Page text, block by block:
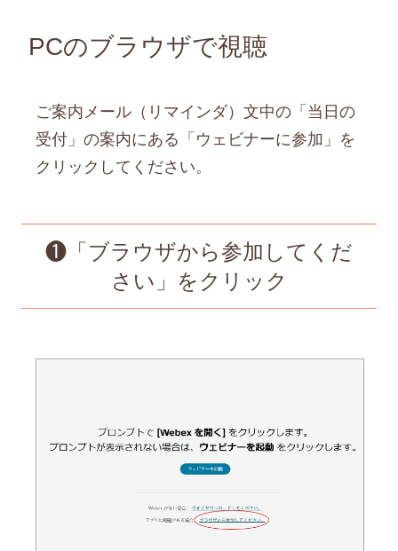
PCのブラウザで視聴
ご案内メール（リマインダ）文中の「当日の
受付」の案内にある「ウェビナーに参加」を
クリックしてください。
❶「ブラウザから参加してくだ
さい」をクリック